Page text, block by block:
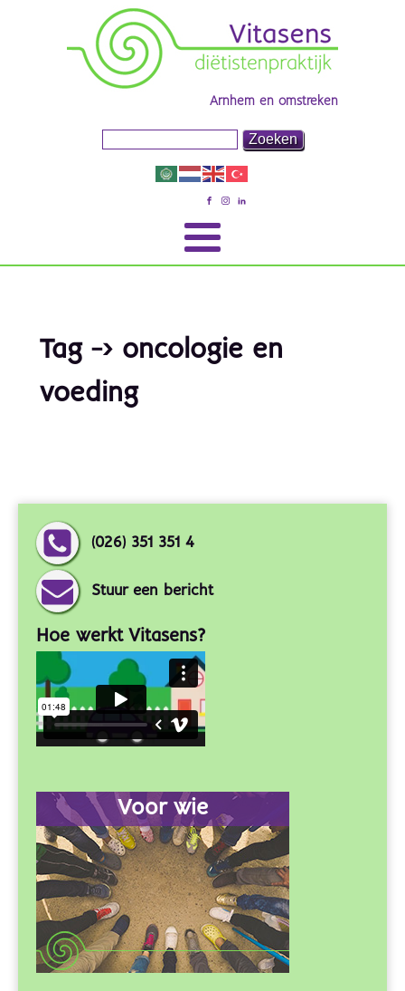
Arnhem en omstreken
Tag -> oncologie en
voeding
(026) 351 351 4
Stuur een bericht
Hoe werkt Vitasens?
Voor wie